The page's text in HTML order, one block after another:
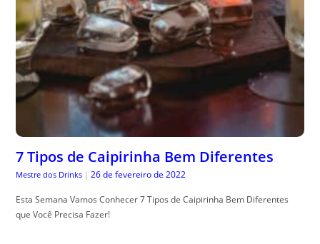
7 Tipos de Caipirinha Bem Diferentes
Mestre dos Drinks | 26 de fevereiro de 2022
Esta Semana Vamos Conhecer 7 Tipos de Caipirinha Bem Diferentes
que Você Precisa Fazer!